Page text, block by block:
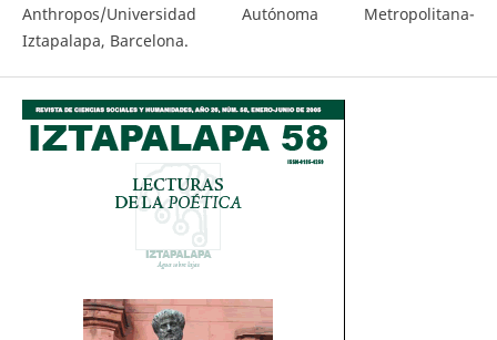
Anthropos/Universidad Autónoma Metropolitana-
Iztapalapa, Barcelona.